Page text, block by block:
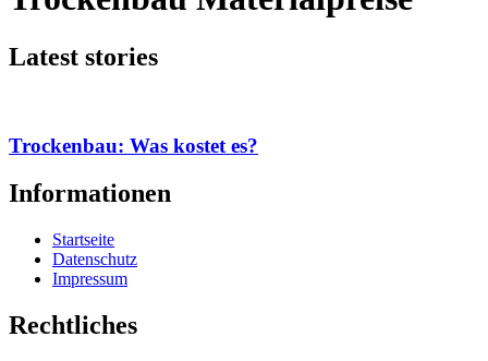
Latest stories
Trockenbau: Was kostet es?
Informationen
Startseite
Datenschutz
Impressum
Rechtliches